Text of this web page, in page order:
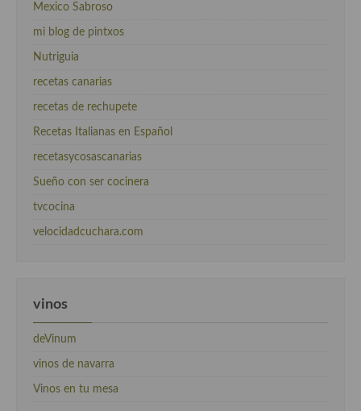
Mexico Sabroso
mi blog de pintxos
Nutriguia
recetas canarias
recetas de rechupete
Recetas Italianas en Español
recetasycosascanarias
Sueño con ser cocinera
tvcocina
velocidadcuchara.com
vinos
deVinum
vinos de navarra
Vinos en tu mesa